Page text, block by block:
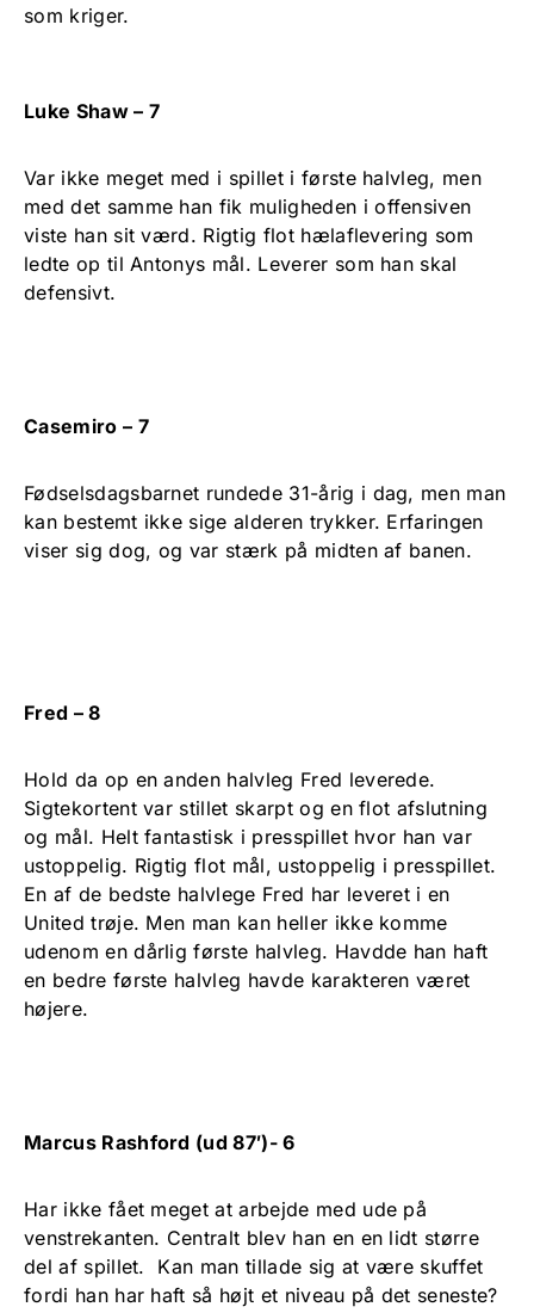
som kriger.
Luke Shaw – 7
Var ikke meget med i spillet i første halvleg, men
med det samme han fik muligheden i offensiven
viste han sit værd. Rigtig flot hælaflevering som
ledte op til Antonys mål. Leverer som han skal
defensivt.
Casemiro – 7
Fødselsdagsbarnet rundede 31-årig i dag, men man
kan bestemt ikke sige alderen trykker. Erfaringen
viser sig dog, og var stærk på midten af banen.
Fred – 8
Hold da op en anden halvleg Fred leverede.
Sigtekortent var stillet skarpt og en flot afslutning
og mål. Helt fantastisk i presspillet hvor han var
ustoppelig. Rigtig flot mål, ustoppelig i presspillet.
En af de bedste halvlege Fred har leveret i en
United trøje. Men man kan heller ikke komme
udenom en dårlig første halvleg. Havdde han haft
en bedre første halvleg havde karakteren været
højere.
Marcus Rashford (ud 87′)- 6
Har ikke fået meget at arbejde med ude på
venstrekanten. Centralt blev han en en lidt større
del af spillet. Kan man tillade sig at være skuffet
fordi han har haft så højt et niveau på det seneste?